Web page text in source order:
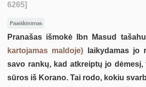
6265]
Paaiškinimas
Pranašas išmokė Ibn Masud
kartojamas maldoje) laikydamas jo
savo rankų, kad atkreiptų jo
sūros iš Korano. Tai rodo, kokiu